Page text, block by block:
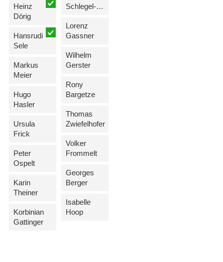
Heinz
Dörig
Hansrudi
Sele
Markus
Meier
Hugo
Hasler
Ursula
Frick
Peter
Ospelt
Karin
Theiner
Korbinian
Gattinger
Schlegel-Biedermann
Lorenz
Gassner
Wilhelm
Gerster
Rony
Bargetze
Thomas
Zwiefelhofer
Volker
Frommelt
Georges
Berger
Isabelle
Hoop